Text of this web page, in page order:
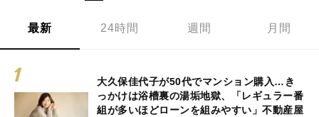
最新 24時間 週間 月間
大久保佳代子が50代でマンション購入…き
っかけは浴槽裏の湯垢地獄、「レギュラー番
組が多いほどローンを組みやすい」不動産屋